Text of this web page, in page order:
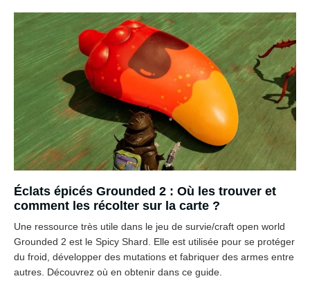
Éclats épicés Grounded 2 : Où les trouver et
comment les récolter sur la carte ?
Une ressource très utile dans le jeu de survie/craft open world
Grounded 2 est le Spicy Shard. Elle est utilisée pour se protéger
du froid, développer des mutations et fabriquer des armes entre
autres. Découvrez où en obtenir dans ce guide.